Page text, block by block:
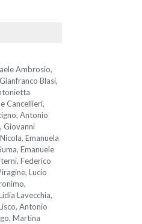
Ambrosio,
Blasi,
Cancellieri,
Antonio
Giovanni
Emanuela
Emanuele
Federico
Lucio
Lavecchia,
Antonio
Martina